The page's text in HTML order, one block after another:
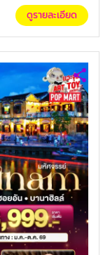
ดูรายละเอียด